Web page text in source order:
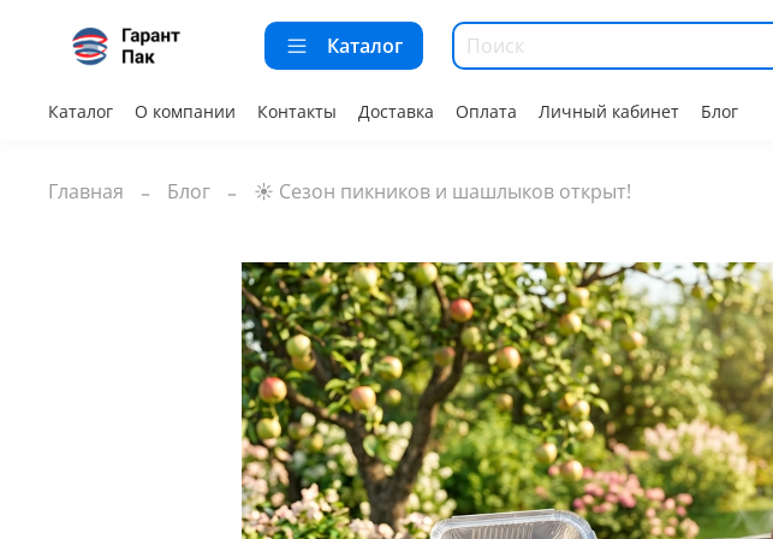
Каталог
Каталог О компании Контакты Доставка Оплата Личный кабинет Блог
Главная Блог ☀️ Сезон пикников и шашлыков открыт!